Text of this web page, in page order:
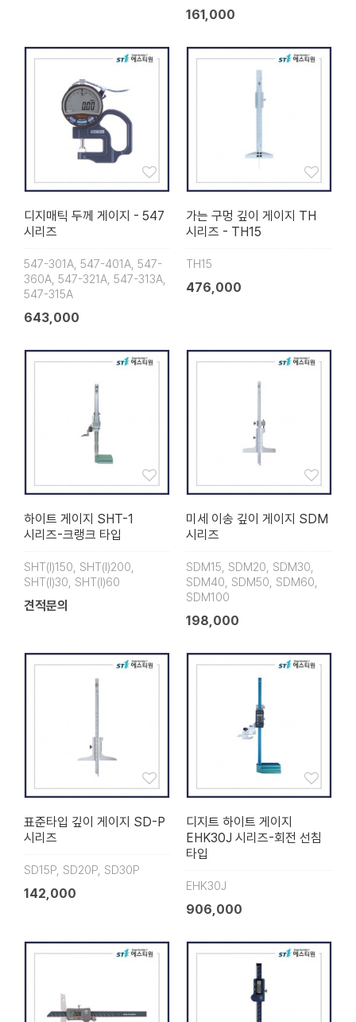
161,000
디지매틱 두께 게이지 - 547
시리즈
547-301A, 547-401A, 547-
360A, 547-321A, 547-313A,
547-315A
643,000
가는 구멍 깊이 게이지 TH
시리즈 - TH15
TH15
476,000
하이트 게이지 SHT-1
시리즈-크랭크 타입
SHT(Ⅰ)150, SHT(Ⅰ)200,
SHT(Ⅰ)30, SHT(Ⅰ)60
견적문의
미세 이송 깊이 게이지 SDM
시리즈
SDM15, SDM20, SDM30,
SDM40, SDM50, SDM60,
SDM100
198,000
표준타입 깊이 게이지 SD-P
시리즈
SD15P, SD20P, SD30P
142,000
디지트 하이트 게이지
EHK30J 시리즈-회전 선침
타입
EHK30J
906,000